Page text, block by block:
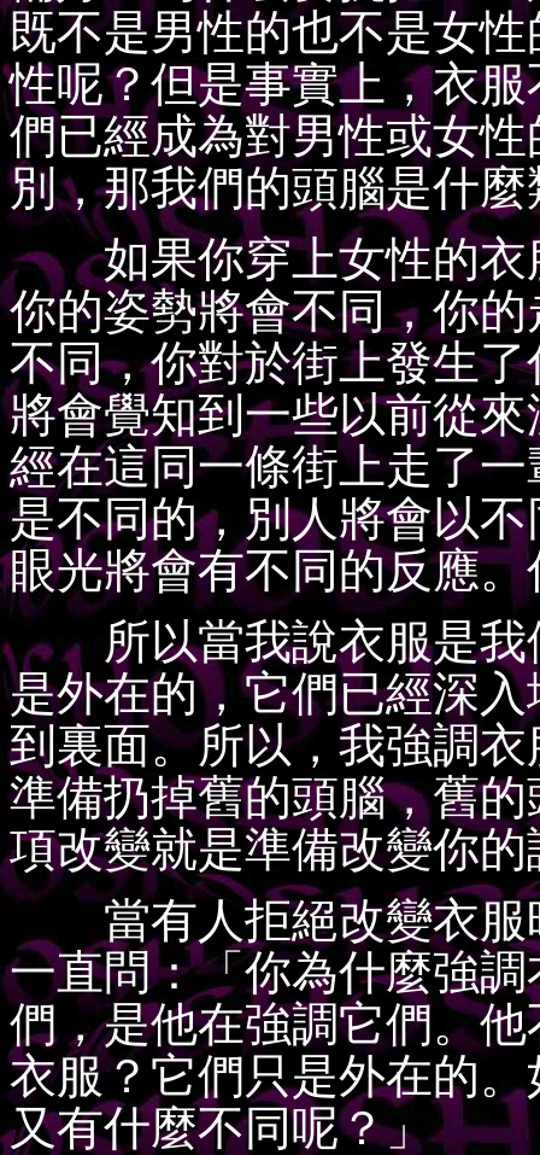
既不是男性的也不是女
性呢？但是事實上，衣
們已經成為對男性或女
別，那我們的頭腦是什
如果你穿上女性的衣
你的姿勢將會不同，你
不同，你對於街上發生
將會覺知到一些以前從
經在這同一條街上走了
是不同的，別人將會以
眼光將會有不同的反應
所以當我說衣服是我
是外在的，它們已經深
到裏面。所以，我強調
準備扔掉舊的頭腦，舊
項改變就是準備改變你的
當有人拒絕改變衣服
一直問：「你為什麼強
們，是他在強調它們。
衣服？它們只是外在的
又有什麼不同呢？」